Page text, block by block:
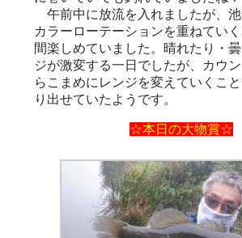
午前中に放流を入れましたが、池
カラーローテーションを重ねてい
間楽しめていました。晴れたり・
ジが激変する一日でしたが、カウ
らこまめにレンジを変えていくこ
り出せていたようです。
☆本日の大物賞☆